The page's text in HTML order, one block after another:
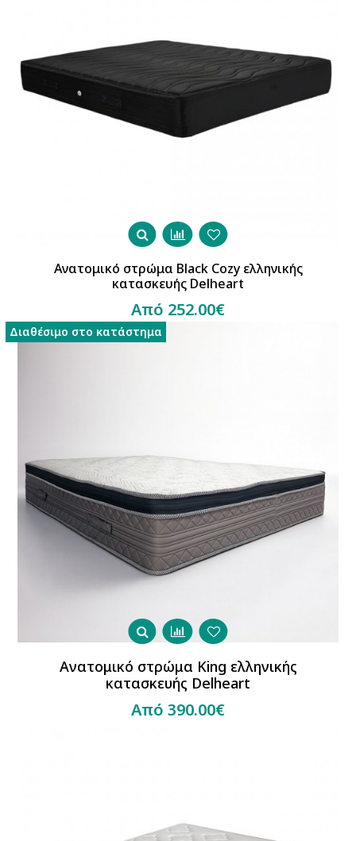
Ανατομικό στρώμα Black Cozy ελληνικής
κατασκευής Delheart
Από 252.00€
Διαθέσιμο στο κατάστημα
Ανατομικό στρώμα King ελληνικής
κατασκευής Delheart
Από 390.00€